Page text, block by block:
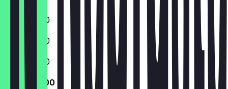
11:30 - 22:00
11:30 - 22:00
11:30 - 22:00
11:30 - 22:00